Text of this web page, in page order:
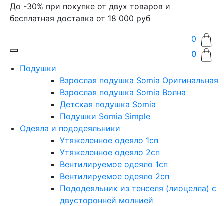
До -30% при покупке от двух товаров и
бесплатная доставка от 18 000 руб
0
0
Подушки
Взрослая подушка Somia Оригинальная
Взрослая подушка Somia Волна
Детская подушка Somia
Подушки Somia Simple
Одеяла и пододеяльники
Утяжеленное одеяло 1сп
Утяжеленное одеяло 2сп
Вентилируемое одеяло 1сп
Вентилируемое одеяло 2сп
Пододеяльник из тенселя (лиоцелла) с
двусторонней молнией